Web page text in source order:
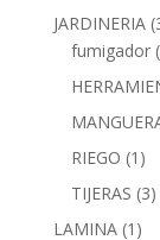
JARDINERIA
fumigador
RIEGO (1)
TIJERAS (3)
LAMINA (1)